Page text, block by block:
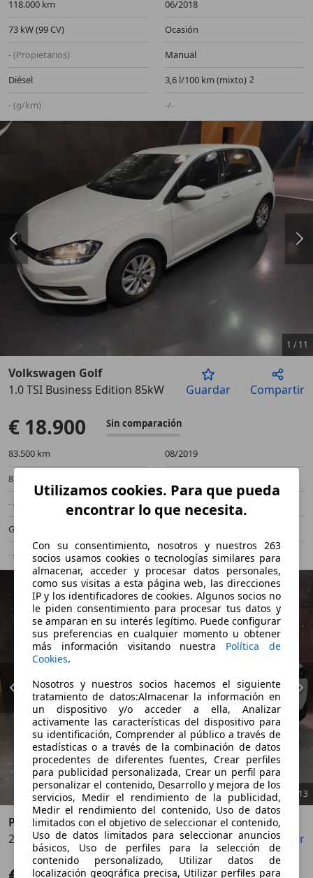
118.000 km
06/2018
73 kW (99 CV)
Ocasión
- (Propietarios)
Manual
Diésel
3,6 l/100 km (mixto)
- (g/km)
-/-
Anterior
1 / 11
Volkswagen Golf
1.0 TSI Business Edition 85kW
Guardar Compartir
€ 18.900 Sin comparación
83.500 km
08/2019
85 kW (116 CV)
- (Propietarios)
Gasolina
- (g/km)
-/-
Anterior
13
Peugeot 5008
2.0BlueHDi S&S GT-Line 150
Guardar Compartir
Sin comparación
Utilizamos cookies. Para que pueda
encontrar lo que necesita.
Con su consentimiento, nosotros y nuestros 263
socios usamos cookies o tecnologías similares para
almacenar, acceder y procesar datos personales,
como sus visitas a esta página web, las direcciones
IP y los identificadores de cookies. Algunos socios no
le piden consentimiento para procesar tus datos y
se amparan en su interés legítimo. Puede configurar
sus preferencias en cualquier momento u obtener
más información visitando nuestra Política de
Cookies.
Nosotros y nuestros socios hacemos el siguiente
tratamiento de datos:Almacenar la información en
un dispositivo y/o acceder a ella, Analizar
activamente las características del dispositivo para
su identificación, Comprender al público a través de
estadísticas o a través de la combinación de datos
procedentes de diferentes fuentes, Crear perfiles
para publicidad personalizada, Crear un perfil para
personalizar el contenido, Desarrollo y mejora de los
servicios, Medir el rendimiento de la publicidad,
Medir el rendimiento del contenido, Uso de datos
limitados con el objetivo de seleccionar el contenido,
Uso de datos limitados para seleccionar anuncios
básicos, Uso de perfiles para la selección de
contenido personalizado, Utilizar datos de
localización geográfica precisa, Utilizar perfiles para